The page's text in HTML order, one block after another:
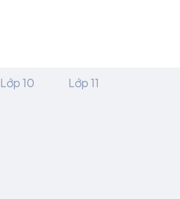
Lớp 10
Lớp 11